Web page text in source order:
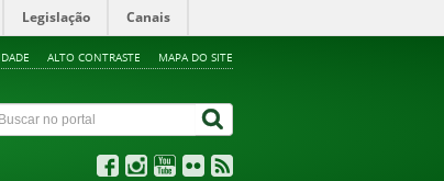
Legislação Canais
ALTO CONTRASTE MAPA DO SITE